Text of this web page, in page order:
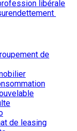
libérale
de
de leasing